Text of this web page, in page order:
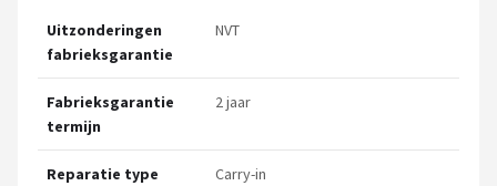
Uitzonderingen
fabrieksgarantie
NVT
Fabrieksgarantie
termijn
2 jaar
Reparatie type Carry-in